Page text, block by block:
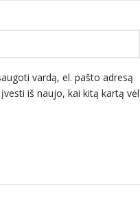
vardą, el. pašto adresą
iš naujo, kai kitą kartą vėl